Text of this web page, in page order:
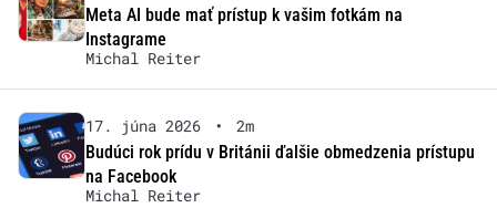
Meta AI bude mať prístup k vašim fotkám na
Instagrame
Michal Reiter
17. júna 2026 •
2m
Budúci rok prídu v Británii ďalšie obmedzenia prístupu
na Facebook
Michal Reiter